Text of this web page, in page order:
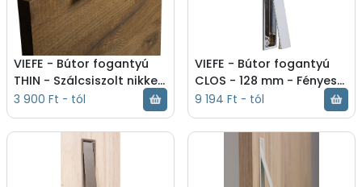
VIEFE - Bútor fogantyú
THIN - Szálcsiszolt nikkel
- Zamak fém ötvözet -
Több méretben gyártott
fém bútorfoga -
Szálcsiszolt nikkel - Bútor
fogantyú - 0230064Z23
3 900 Ft - tól
VIEFE - Bútor fogantyú
CLOS - 128 mm - Fényes
króm - Zamak fém
ötvözet - Bútorajtó
felületébe marható, sülly
- Fényes króm - Bútor
fogantyú - 0235128Z01
9 194 Ft - tól